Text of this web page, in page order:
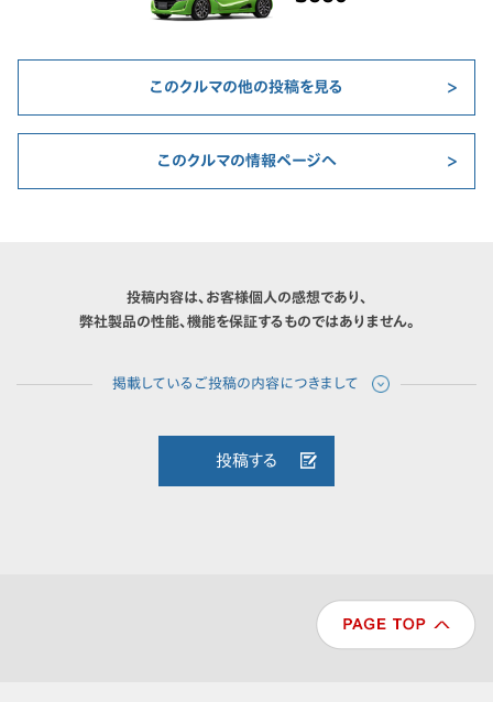
このクルマの他の投稿を見る
このクルマの情報ページへ
投稿内容は、お客様個人の感想であり、
弊社製品の性能、機能を保証するものではありません。
投稿する